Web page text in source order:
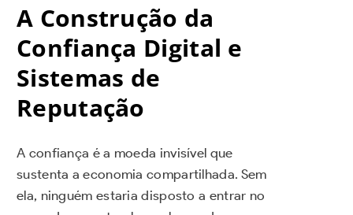
A Construção da
Confiança Digital e
Sistemas de
Reputação
A confiança é a moeda invisível que
sustenta a economia compartilhada. Sem
ela, ninguém estaria disposto a entrar no